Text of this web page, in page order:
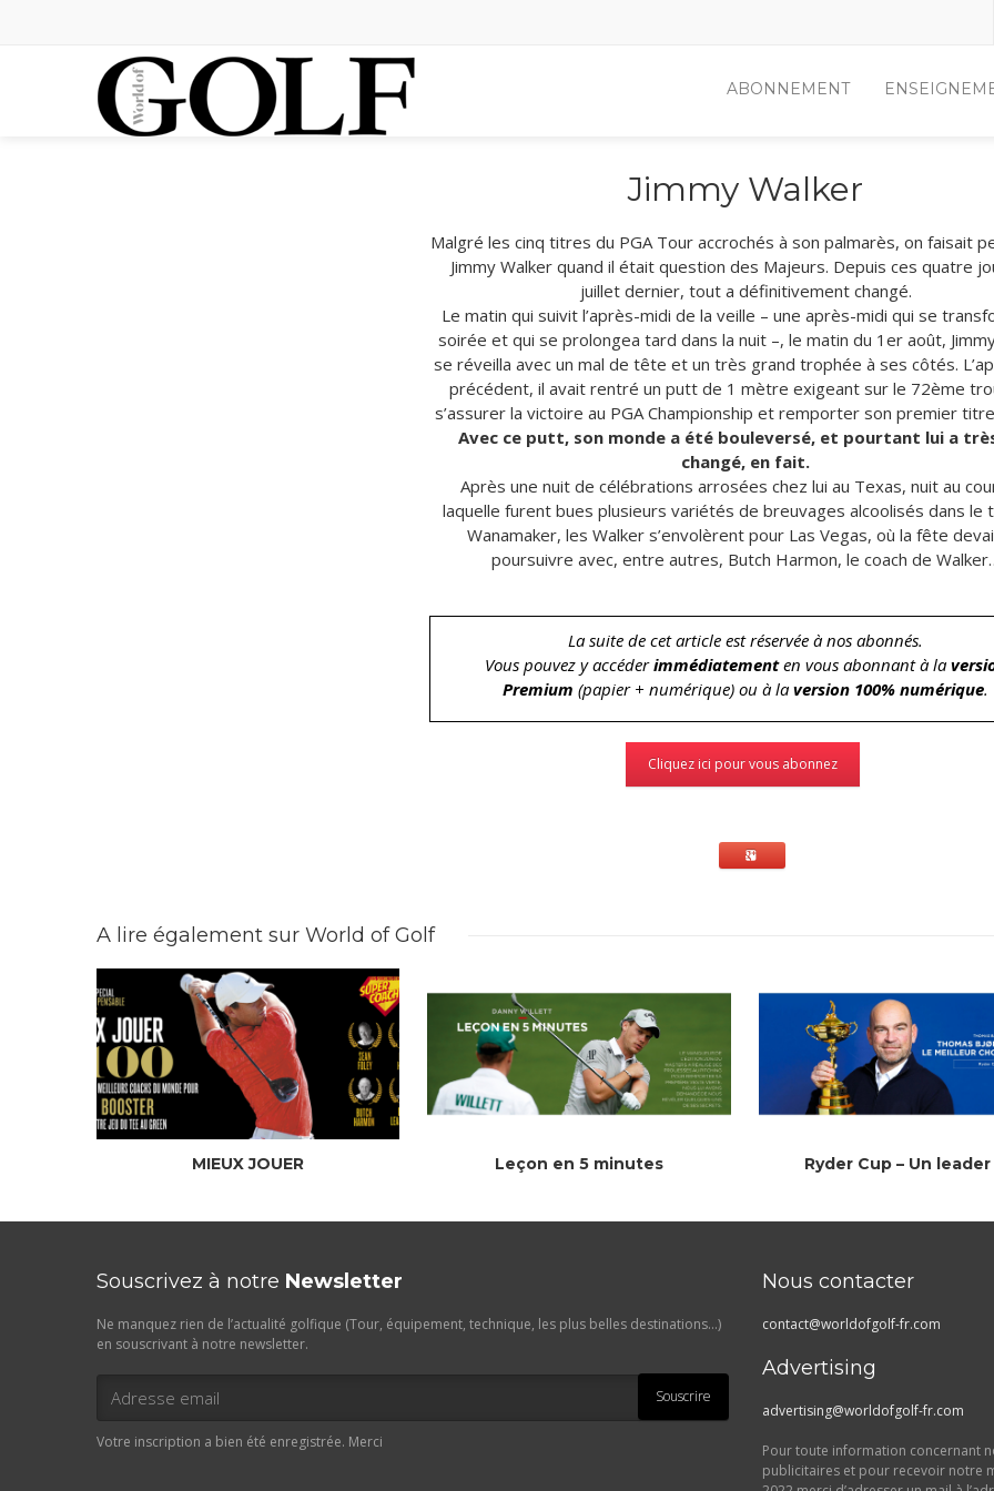
ABONNEMENT
Jimmy Walker
Malgré les cinq titres du PGA Tour accrochés à son palmarès, on faisait
Jimmy Walker quand il était question des Majeurs. Depuis ces quatre
juillet dernier, tout a définitivement changé.
Le matin qui suivit l’après-midi de la veille – une après-midi qui se
soirée et qui se prolongea tard dans la nuit –, le matin du 1er août,
se réveilla avec un mal de tête et un très grand trophée à ses côtés.
précédent, il avait rentré un putt de 1 mètre exigeant sur le 72ème
s’assurer la victoire au PGA Championship et remporter son premier
Avec ce putt, son monde a été bouleversé, et pourtant lui a
changé, en fait.
Après une nuit de célébrations arrosées chez lui au Texas, nuit au
laquelle furent bues plusieurs variétés de breuvages alcoolisés dans le
Wanamaker, les Walker s’envolèrent pour Las Vegas, où la fête
poursuivre avec, entre autres, Butch Harmon, le coach de
La suite de cet article est réservée à nos abonnés.
Vous pouvez y accéderimmédiatementen vous abonnant à la
Premium (papier + numérique) ou à la version 100% numérique.
Cliquez ici pour vous abonnez
A lire également sur World of Golf
MIEUX JOUER Leçon en 5 minutes Ryder Cup – Un
Souscrivez à notre Newsletter
Ne manquez rien de l’actualité golfique (Tour, équipement, technique, les plus belles destinations…)
en souscrivant à notre newsletter.
Souscrire
Votre inscription a bien été enregistrée. Merci
Nous contacter
contact@worldofgolf-fr.com
Advertising
advertising@worldofgolf-fr.com
Pour toute information concernant
publicitaires et pour recevoir notre